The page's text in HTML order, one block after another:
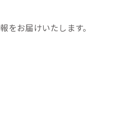
をお届けいたします。